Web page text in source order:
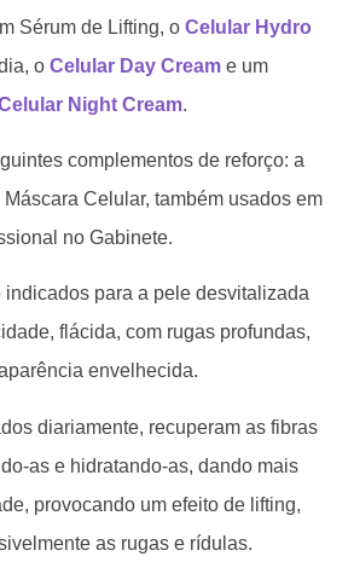
Sérum de Lifting, o Celular Hydro
o Celular Day Cream e um
Night Cream.
complementos de reforço: a
Celular, também usados em
no Gabinete.
indicados para a pele desvitalizada
flácida, com rugas profundas,
envelhecida.
diariamente, recuperam as fibras
as e hidratando-as, dando mais
provocando um efeito de lifting,
as rugas e rídulas.